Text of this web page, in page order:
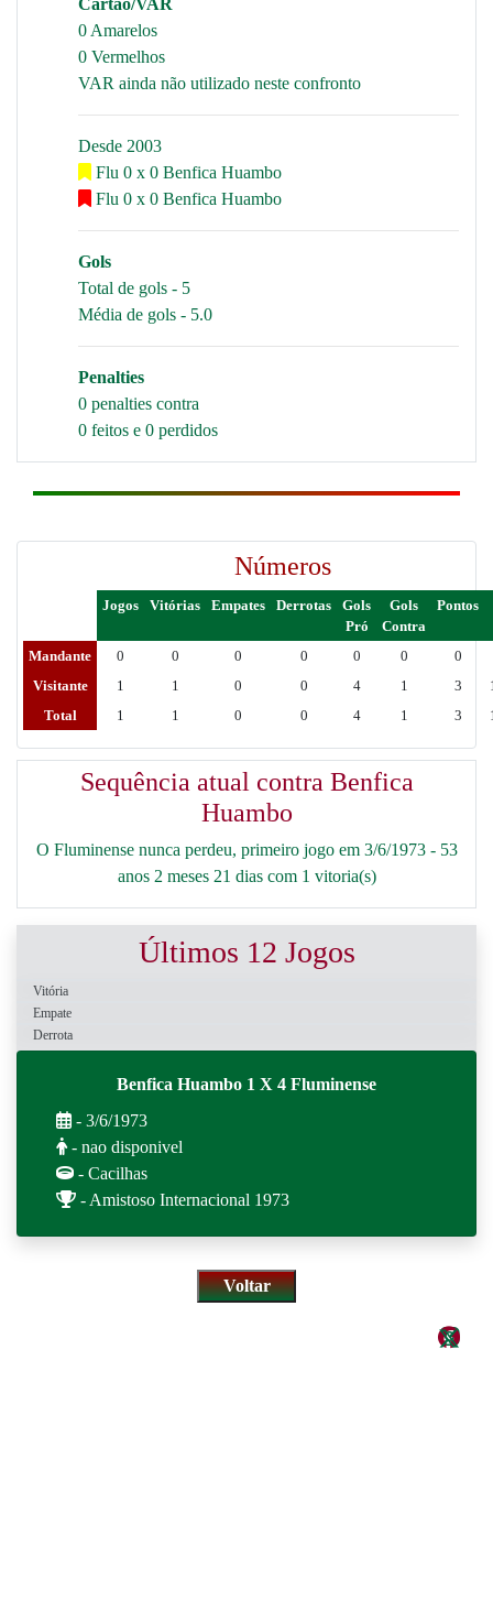
Cartão/VAR
0 Amarelos
0 Vermelhos
VAR ainda não utilizado neste confronto
Desde 2003
Flu 0 x 0 Benfica Huambo
Flu 0 x 0 Benfica Huambo
Gols
Total de gols - 5
Média de gols - 5.0
Penalties
0 penalties contra
0 feitos e 0 perdidos
Números
Jogos Vitórias Empates Derrotas
Gols
Pró
Gols
Contra
Pontos
Mandante 0 0 0 0 0 0
0
Visitante
1 1 0 0 4 1 3
Total
1 1 0 0 4 1 3
Sequência atual contra Benfica
Huambo
O Fluminense nunca perdeu, primeiro jogo em 3/6/1973 - 53
anos 2 meses 21 dias com 1 vitoria(s)
Últimos 12 Jogos
Vitória
Empate
Derrota
Benfica Huambo 1 X 4 Fluminense
- 3/6/1973
- nao disponivel
- Cacilhas
- Amistoso Internacional 1973